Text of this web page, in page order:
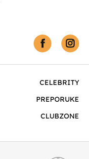
CELEBRITY
PREPORUKE
CLUBZONE